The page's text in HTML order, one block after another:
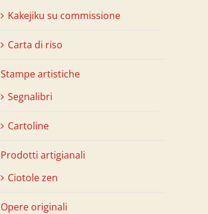
Kakejiku su commissione
Carta di riso
Stampe artistiche
Segnalibri
Cartoline
Prodotti artigianali
Ciotole zen
Opere originali